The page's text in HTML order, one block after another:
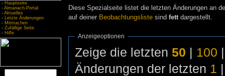
- Hauptseite
- Almanach-Portal
- Aktuelles
- Letzte Änderungen
- Mitmachen
- Zufällige Seite
- Hilfe
Diese Spezialseite listet die letzten Änderungen an
auf deiner Beobachtungslistesind fettdargestellt.
Anzeigeoptionen
Zeige die letzten 50 | 100
Änderungen der letzten 1